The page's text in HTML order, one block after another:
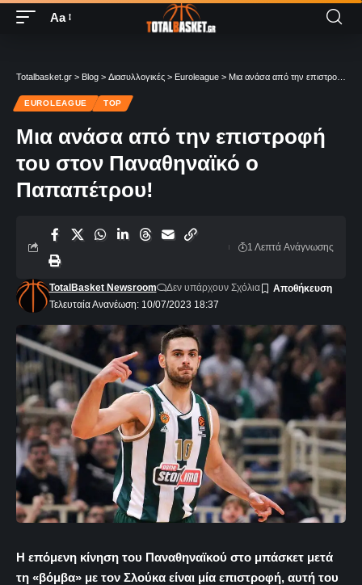
Aa
Totalbasket.gr > Blog > Διασυλλογικές > Euroleague > Μια ανάσα από την επιστροφή του στον Παναθηναϊκό ο Παπαπέτρου!
EUROLEAGUE TOP
Μια ανάσα από την επιστροφή
του στον Παναθηναϊκό ο
Παπαπέτρου!
Τελευταία Ανανέωση: 10/07/2023 18:37
TotalBasket Newsroom Δεν υπάρχουν Σχόλια
1 Λεπτά Aνάγνωσης
Η επόμενη κίνηση του Παναθηναϊκού στο μπάσκετ μετά
τη «βόμβα» με τον Σλούκα είναι μία επιστροφή, αυτή του